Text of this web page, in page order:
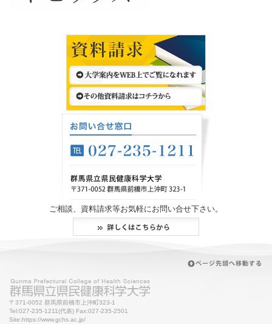
ご相談、資料請求等お気軽にお問い合せ下さい。
〒371-0052 群馬県前橋市上沖町323-1
Tel:027-235-1211(代表) Fax:027-235-2501
Site:https://www.gchs.ac.jp/